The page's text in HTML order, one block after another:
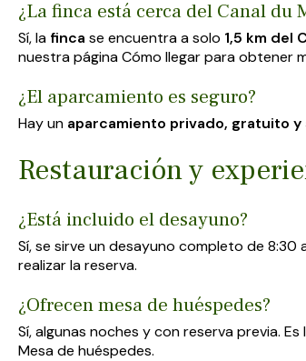
¿La finca está cerca del Canal du
Sí, la finca se encuentra a solo 1,5 km del
nuestra páginaCómo llegarpara obtener
¿El aparcamiento es seguro?
Hay un aparcamiento privado, gratuito y
Restauración y
¿Está incluido el desayuno?
Sí, se sirve un desayuno completo de 8:30
realizar la reserva.
¿Ofrecen mesa de huéspedes?
Sí, algunas noches y con reserva previa.
Mesa de huéspedes.